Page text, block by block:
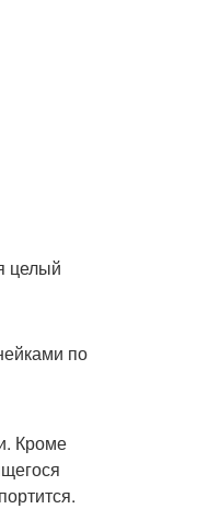
целый
по
Кроме